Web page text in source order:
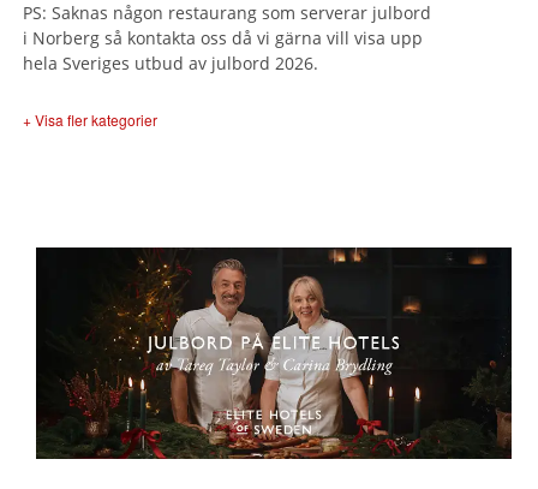
PS: Saknas någon restaurang som serverar julbord
i Norberg så kontakta oss då vi gärna vill visa upp
hela Sveriges utbud av julbord 2026.
+ Visa fler kategorier